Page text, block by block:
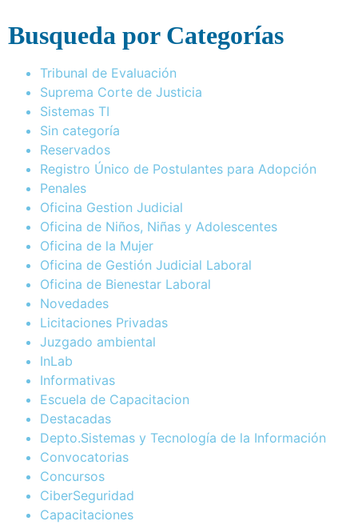
Busqueda por Categorías
Tribunal de Evaluación
Suprema Corte de Justicia
Sistemas TI
Sin categoría
Reservados
Registro Único de Postulantes para Adopción
Penales
Oficina Gestion Judicial
Oficina de Niños, Niñas y Adolescentes
Oficina de la Mujer
Oficina de Gestión Judicial Laboral
Oficina de Bienestar Laboral
Novedades
Licitaciones Privadas
Juzgado ambiental
InLab
Informativas
Escuela de Capacitacion
Destacadas
Depto.Sistemas y Tecnología de la Información
Convocatorias
Concursos
CiberSeguridad
Capacitaciones